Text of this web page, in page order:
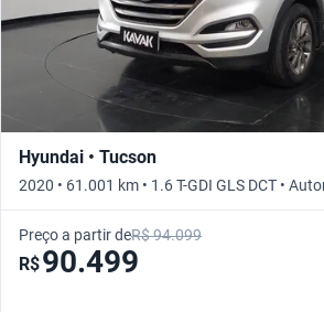
Hyundai • Tucson
2020 • 61.001 km • 1.6 T-GDI GLS DCT •
Preço a partir deR$ 94.099
R$90.499